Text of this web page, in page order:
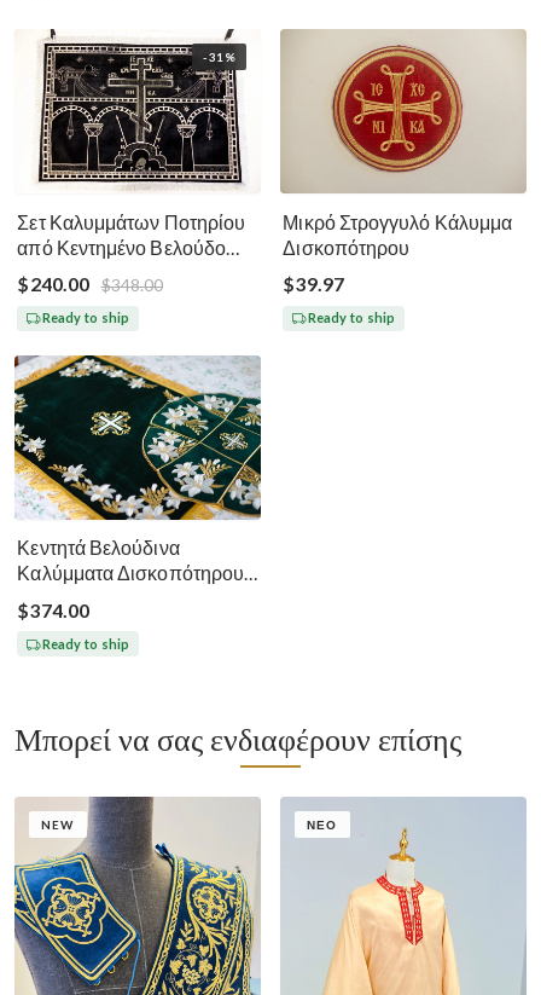
-31%
Σετ Καλυμμάτων Ποτηρίου
από Κεντημένο Βελούδο
Μεγάλη Σαρακοστή - Μαύρο
Ασημί Χρυσό
$240.00 $348.00
Ready to ship
Μικρό Στρογγυλό Κάλυμμα
Δισκοπότηρου
$39.97
Ready to ship
Κεντητά Βελούδινα
Καλύμματα Δισκοπότηρου -
Σκούρο Πράσινο
$374.00
Ready to ship
Μπορεί να σας ενδιαφέρουν επίσης
NEW ΝΈΟ